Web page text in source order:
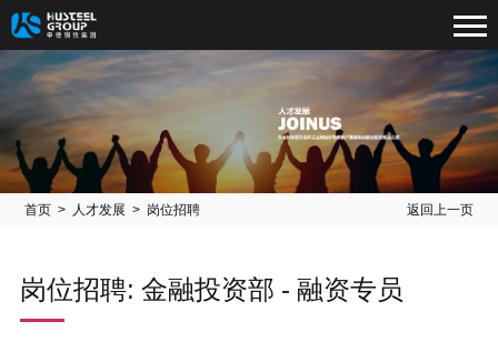
返回上一页
首页 >人才发展 > 岗位招聘
岗位招聘: 金融投资部 - 融资专员